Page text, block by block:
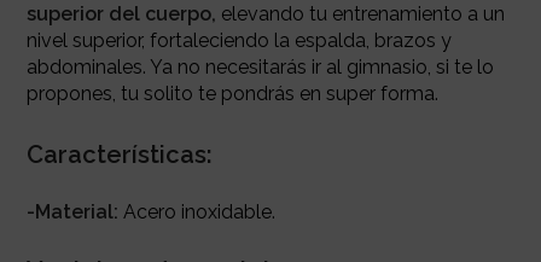
superior del cuerpo, elevando tu entrenamiento a un
nivel superior, fortaleciendo la espalda, brazos y
abdominales. Ya no necesitarás ir al gimnasio, si te lo
propones, tu solito te pondrás en super forma.
Características:
-Material: Acero inoxidable.